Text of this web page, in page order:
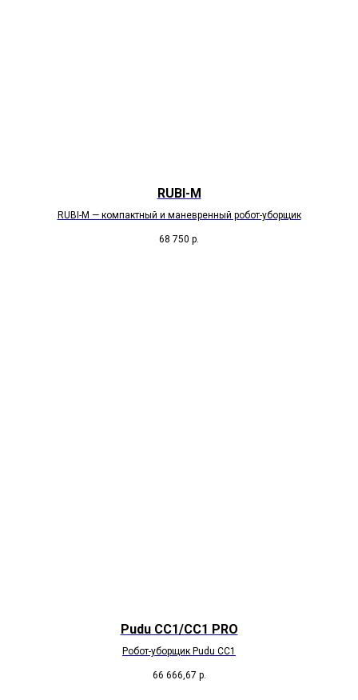
RUBI-M
RUBI-M — компактный и маневренный робот-уборщик
68 750 р.
Pudu CC1/CC1 PRO
Робот-уборщик Pudu CC1
66 666,67 р.